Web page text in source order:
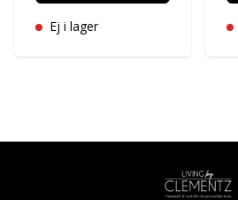
Ej i lager